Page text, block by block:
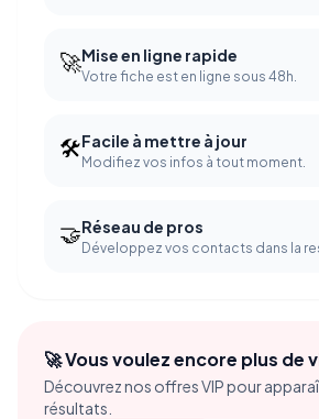
🚀Mise en ligne rapide
Votre fiche est en ligne sous 48h.
🛠️Facile à mettre à jour
Modifiez vos infos à tout moment.
🤝Réseau de pros
Développez vos contacts dans la
🚀 Vous voulez encore plus de
Découvrez nos offres VIP pour
résultats.